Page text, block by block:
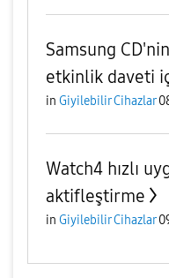
Samsung
etkinlik daveti
in Giyilebilir Cihazlar
Watch4 hızlı
aktifleştirme
in Giyilebilir Cihazlar